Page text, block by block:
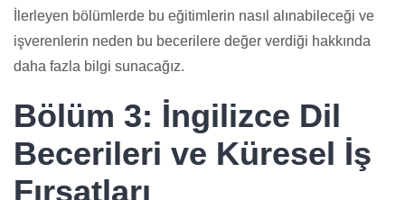
İlerleyen bölümlerde bu eğitimlerin nasıl alınabileceği ve
işverenlerin neden bu becerilere değer verdiği hakkında
daha fazla bilgi sunacağız.
Bölüm 3: İngilizce Dil
Becerileri ve Küresel İş
Fırsatları